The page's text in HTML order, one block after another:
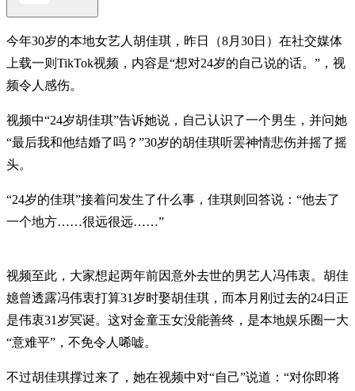
今年30岁的本地女艺人胡佳琪，昨日（8月30日）在社交媒体
上载一则TikTok视频，内容是“想对24岁的自己说的话。”，视
频令人感伤。
视频中“24岁胡佳琪”告诉她说，自己认识了一个男生，并问她
“最后我和他结婚了吗？”30岁的胡佳琪听罢神情悲伤并摇了摇
头。
“24岁的佳琪”接着问发生了什么事，佳琪则回答说：“他去了
一个地方……很远很远……”
视频至此，大家想起两年前因意外去世的男艺人冯伟衷。胡佳
嬑曾透露冯伟衷打算31岁时娶胡佳琪，而本月刚过去的24日正
是伟衷31岁冥诞。这对金童玉女没能善终，是本地娱乐圈一大
“意难平”，不免令人唏嘘。
不过胡佳琪撑过来了，她在视频中对“自己”说道：“对你即将